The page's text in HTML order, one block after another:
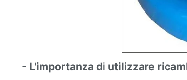
- L'importanza di utilizzare